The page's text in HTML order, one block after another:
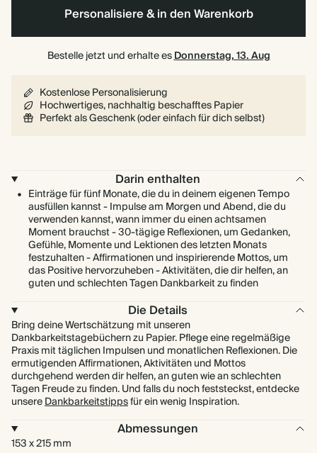
Personalisiere & in den Warenkorb
Bestelle jetzt und erhalte esDonnerstag, 13. Aug
Kostenlose Personalisierung
Hochwertiges, nachhaltig beschafftes Papier
Perfekt als Geschenk (oder einfach für dich selbst)
Darin enthalten
Einträge für fünf Monate, die du in deinem eigenen Tempo
ausfüllen kannst - Impulse am Morgen und Abend, die du
verwenden kannst, wann immer du einen achtsamen
Moment brauchst - 30-tägige Reflexionen, um Gedanken,
Gefühle, Momente und Lektionen des letzten Monats
festzuhalten - Affirmationen und inspirierende Mottos, um
das Positive hervorzuheben - Aktivitäten, die dir helfen, an
guten und schlechten Tagen Dankbarkeit zu finden
Die Details
Bring deine Wertschätzung mit unseren
Dankbarkeitstagebüchern zu Papier. Pflege eine regelmäßige
Praxis mit täglichen Impulsen und monatlichen Reflexionen. Die
ermutigenden Affirmationen, Aktivitäten und Mottos
durchgehend werden dir helfen, an guten wie an schlechten
Tagen Freude zu finden. Und falls du noch feststeckst, entdecke
unsereDankbarkeitstippsfür ein wenig Inspiration.
Abmessungen
153 x 215 mm